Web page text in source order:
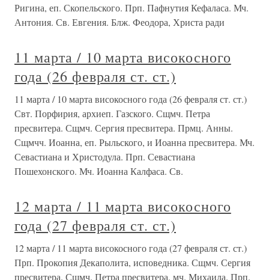
Ригина, еп. Скопельского. Прп. Пафнутия Кефаласа. Мч.
Антония. Св. Евгения. Блж. Феодора, Христа ради
11 марта / 10 марта високосного
года (26 февраля ст. ст.)
11 марта / 10 марта високосного года (26 февраля ст. ст.)
Свт. Порфирия, архиеп. Газского. Сщмч. Петра
пресвитера. Сщмч. Сергия пресвитера. Прмц. Анны.
Сщмчч. Иоанна, еп. Рыльского, и Иоанна пресвитера. Мч.
Севастиана и Христодула. Прп. Севастиана
Пошехонского. Мч. Иоанна Калфаса. Св.
12 марта / 11 марта високосного
года (27 февраля ст. ст.)
12 марта / 11 марта високосного года (27 февраля ст. ст.)
Прп. Прокопия Декаполита, исповедника. Сщмч. Сергия
пресвитера. Сщмч. Петра пресвитера, мч. Михаила. Прп.